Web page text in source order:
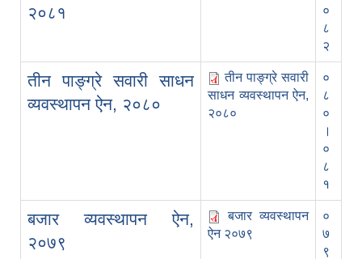
२०८१
०
८
२
तीन पाङ्ग्रे सवारी साधन
व्यवस्थापन ऐन, २०८०
तीन पाङ्ग्रे सवारी
साधन व्यवस्थापन ऐन,
२०८०
०
८
०
।
०
८
१
बजार व्यवस्थापन ऐन,
२०७९
बजार व्यवस्थापन
ऐन २०७९
०
७
९